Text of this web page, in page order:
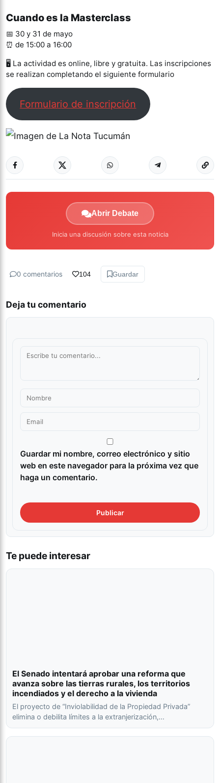
Cuando es la Masterclass
📅 30 y 31 de mayo
⏰ de 15:00 a 16:00
🖥 La actividad es online, libre y gratuita. Las inscripciones
se realizan completando el siguiente formulario
Formulario de inscripción
Abrir Debate
Inicia una discusión sobre esta noticia
0 comentarios 104 Guardar
Deja tu comentario
Guardar mi nombre, correo electrónico y sitio
web en este navegador para la próxima vez que
haga un comentario.
Te puede interesar
El Senado intentará aprobar una reforma que
avanza sobre las tierras rurales, los territorios
incendiados y el derecho a la vivienda
El proyecto de “Inviolabilidad de la Propiedad Privada”
elimina o debilita límites a la extranjerización,…